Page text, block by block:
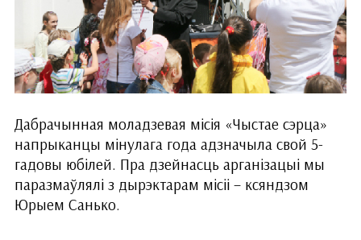
Дабрачынная моладзевая місія «Чыстае сэрца»
напрыканцы мінулага года адзначыла свой 5-
гадовы юбілей. Пра дзейнасць арганізацыі мы
паразмаўлялі з дырэктарам місіі – ксяндзом
Юрыем Санько.